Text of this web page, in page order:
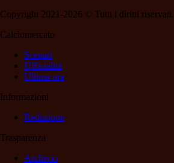
Copyright 2021-2026 © Tutti i diritti riservati.
Calciomercato
Scenari
Ufficialità
Ultima ora
Informazioni
Redazione
Trasparenza
Archivio